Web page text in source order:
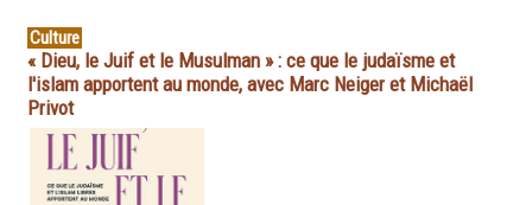
Culture
« Dieu, le Juif et le Musulman » : ce que le judaïsme et
l'islam apportent au monde, avec Marc Neiger et Michaël
Privot